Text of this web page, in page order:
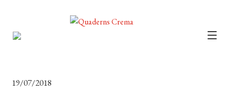
19/07/2018